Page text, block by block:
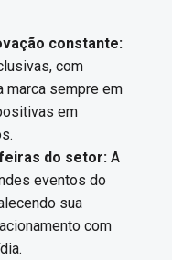
constante:
com
marca sempre em
em
do setor: A
eventos do
sua
com